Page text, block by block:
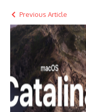
Previous Article